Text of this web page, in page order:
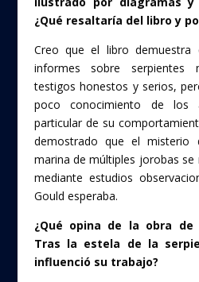
¿Qué resaltaría del libro y
Creo que el libro
informes sobre serpientes
testigos honestos y serios,
poco conocimiento de los
particular de su
demostrado que el misterio
marina de múltiples jorobas
mediante estudios
Gould esperaba.
¿Qué opina de la obra de
Tras la estela de la
influenció su trabajo?